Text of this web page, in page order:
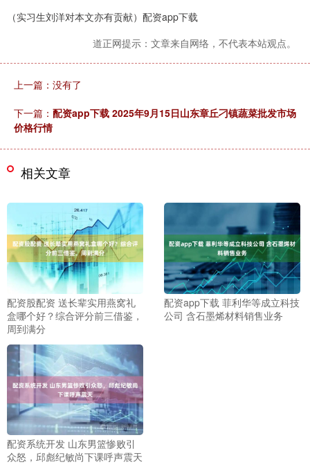
（实习生刘洋对本文亦有贡献）配资app下载
道正网提示：文章来自网络，不代表本站观点。
上一篇：没有了
下一篇： 配资app下载 2025年9月15日山东章丘刁镇蔬菜批发市场
价格行情
相关文章
配资股配资 送长辈实用燕窝礼
盒哪个好？综合评分前三借鉴，
周到满分
配资app下载 菲利华等成立科技
公司 含石墨烯材料销售业务
配资系统开发 山东男篮惨败引
众怒，邱彪纪敏尚下课呼声震天